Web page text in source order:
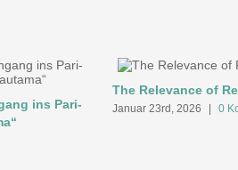
ins Pari-
The Relevance of
Januar 23rd, 2026 | 0